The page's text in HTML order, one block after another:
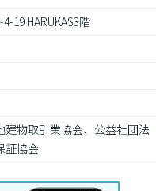
19 HARUKAS3階
建物取引業協会、公益社団法
証協会